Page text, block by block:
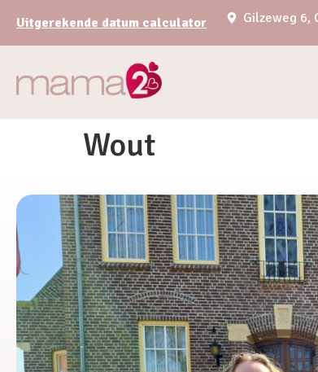
Uitgerekende datum calculator Gilzeweg 6,
Wout